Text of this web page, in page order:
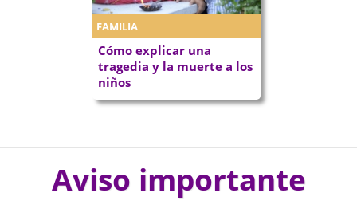
FAMILIA
Cómo explicar una
tragedia y la muerte a los
niños
P
Aviso importante